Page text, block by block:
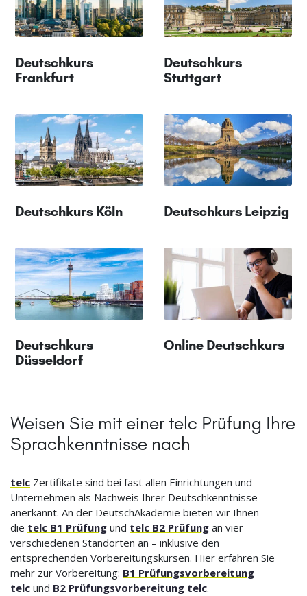
Deutschkurs
Frankfurt
Deutschkurs
Stuttgart
Deutschkurs Köln Deutschkurs Leipzig
Deutschkurs
Düsseldorf
Online Deutschkurs
Weisen Sie mit einer telc Prüfung Ihre
Sprachkenntnisse nach
telc Zertifikate sind bei fast allen Einrichtungen und
Unternehmen als Nachweis Ihrer Deutschkenntnisse
anerkannt. An der DeutschAkademie bieten wir Ihnen
die telc B1 Prüfung und telc B2 Prüfung an vier
verschiedenen Standorten an – inklusive den
entsprechenden Vorbereitungskursen. Hier erfahren Sie
mehr zur Vorbereitung: B1 Prüfungsvorbereitung
telc und B2 Prüfungsvorbereitung telc.